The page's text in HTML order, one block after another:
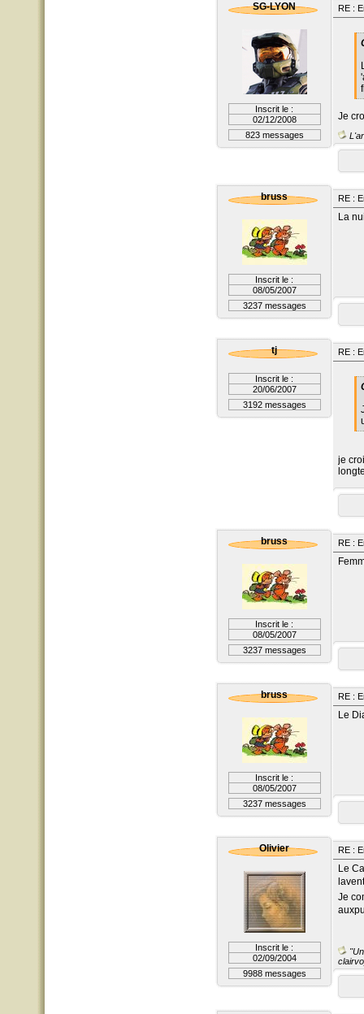
SG-LYON
Inscrit le :
02/12/2008
823 messages
RE :
Je
bruss
Inscrit le :
08/05/2007
3237 messages
RE :
La
tj
Inscrit le :
20/06/2007
3192 messages
RE :
je
bruss
Inscrit le :
08/05/2007
3237 messages
RE :
bruss
Inscrit le :
08/05/2007
3237 messages
RE :
Le
Olivier
Inscrit le :
02/09/2004
9988 messages
RE :
Le
Je